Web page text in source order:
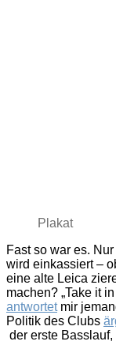
Plakat
Fast so war es.
wird einkassiert –
eine alte Leica
machen? „Take it
antwortetmir
Politik des Clubs
der erste